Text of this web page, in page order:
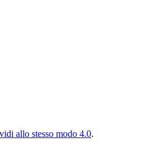
allo stesso modo 4.0.